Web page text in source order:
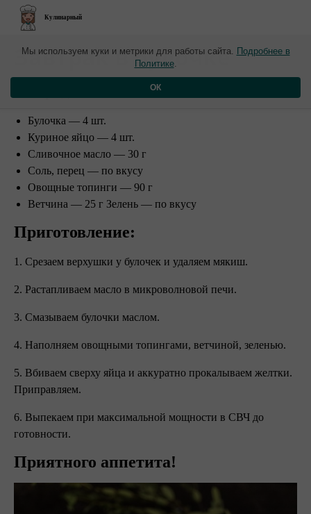
Кулинарный
Завтрак в булочке
Булочка — 4 шт.
Куриное яйцо — 4 шт.
Сливочное масло — 30 г
Соль, перец — по вкусу
Овощные топинги — 90 г
Ветчина — 25 г Зелень — по вкусу
Приготовление:
1. Срезаем верхушки у булочек и удаляем мякиш.
2. Растапливаем масло в микроволновой печи.
3. Смазываем булочки маслом.
4. Наполняем овощными топингами, ветчиной, зеленью.
5. Вбиваем сверху яйца и аккуратно прокалываем желтки.
Приправляем.
6. Выпекаем при максимальной мощности в СВЧ до
готовности.
Приятного аппетита!
Мы используем куки и метрики для работы сайта. Подробнее в
Политике.
ОК